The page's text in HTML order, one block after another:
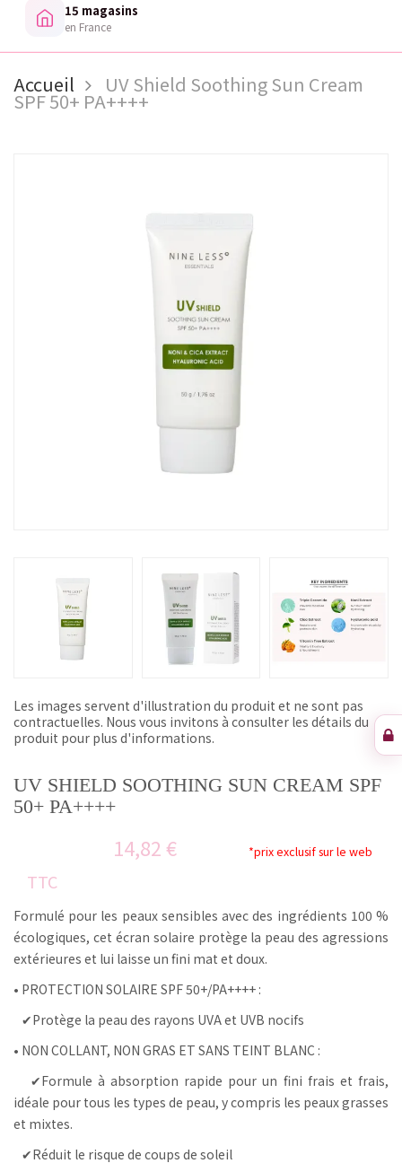
15 magasins
en France
Accueil UV Shield Soothing Sun Cream
SPF 50+ PA++++
Les images servent d'illustration du produit et ne sont pas
contractuelles. Nous vous invitons à consulter les détails du
produit pour plus d'informations.
UV SHIELD SOOTHING SUN CREAM SPF
50+ PA++++
14,82 € *prix exclusif sur le web
TTC
Formulé pour les peaux sensibles avec des ingrédients 100 %
écologiques, cet écran solaire protège la peau des agressions
extérieures et lui laisse un fini mat et doux.
• PROTECTION SOLAIRE SPF 50+/PA++++ :
✔Protège la peau des rayons UVA et UVB nocifs
• NON COLLANT, NON GRAS ET SANS TEINT BLANC :
✔Formule à absorption rapide pour un fini frais et frais,
idéale pour tous les types de peau, y compris les peaux grasses
et mixtes.
✔Réduit le risque de coups de soleil